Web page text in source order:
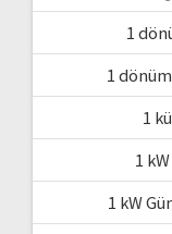
1
1
1
1
1 kW